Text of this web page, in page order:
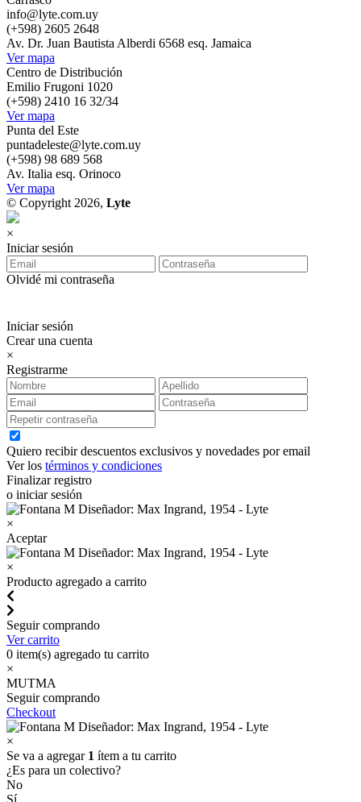
info@lyte.com.uy
(+598) 2605 2648
Av. Dr. Juan Bautista Alberdi 6568 esq. Jamaica
Ver mapa
Centro de Distribución
Emilio Frugoni 1020
(+598) 2410 16 32/34
Ver mapa
Punta del Este
puntadeleste@lyte.com.uy
(+598) 98 689 568
Av. Italia esq. Orinoco
Ver mapa
© Copyright 2026, Lyte
×
Iniciar sesión
Olvidé mi contraseña
Iniciar sesión
Crear una cuenta
×
Registrarme
Quiero recibir descuentos exclusivos y novedades por email
Ver los términos y condiciones
Finalizar registro
o iniciar sesión
×
Aceptar
×
Producto agregado a carrito
Seguir comprando
Ver carrito
0 item(s) agregado tu carrito
×
MUTMA
Seguir comprando
Checkout
×
Se va a agregar 1 ítem a tu carrito
¿Es para un colectivo?
No
Sí